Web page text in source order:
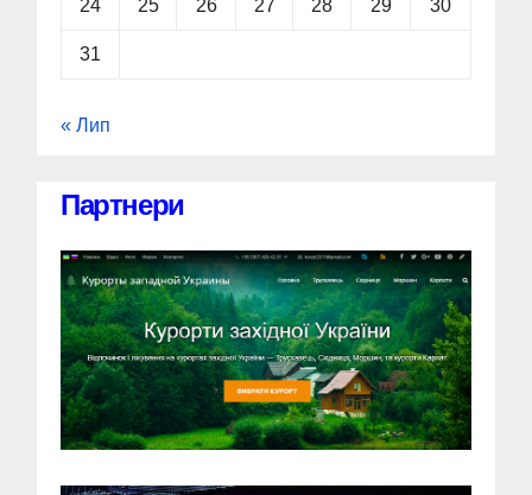
24 25 26 27 28 29 30
31
« Лип
Партнери